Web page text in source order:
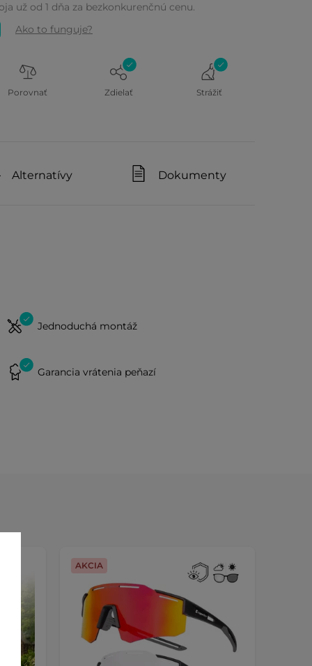
už od 1 dňa za bezkonkurenčnú cenu.
Ako to funguje?
Porovnať Zdielať Strážiť
Alternatívy Dokumenty
Jednoduchá montáž
Garancia vrátenia peňazí
AKCIA